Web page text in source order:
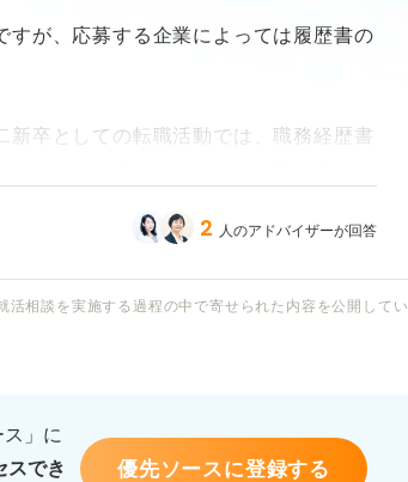
が、応募する企業によっては履歴書の
新卒としての転職活動では、職務経歴書
2 人のアドバイザーが回答
相談を実施する過程の中で寄せられた内容を公開してい
」に
スでき
優先ソースに登録する